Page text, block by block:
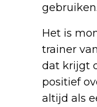
Het is
trainer
dat krijgt
positief
altijd als